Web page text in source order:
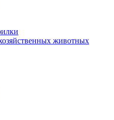
животных